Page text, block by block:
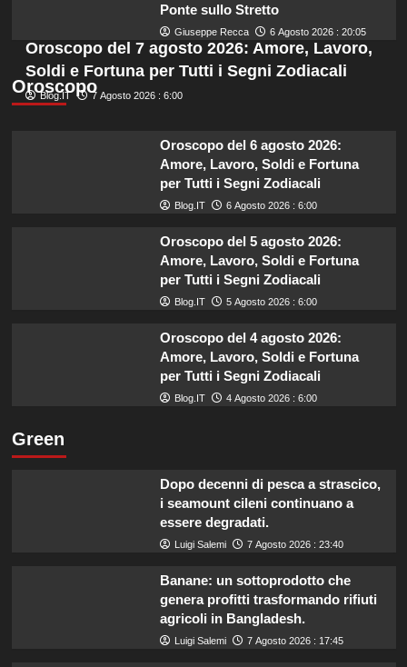
Ponte sullo Stretto
Giuseppe Recca 6 Agosto 2026 : 20:05
Oroscopo
Oroscopo del 7 agosto 2026: Amore, Lavoro,
Soldi e Fortuna per Tutti i Segni Zodiacali
Blog.IT 7 Agosto 2026 : 6:00
Oroscopo del 6 agosto 2026:
Amore, Lavoro, Soldi e Fortuna
per Tutti i Segni Zodiacali
Blog.IT 6 Agosto 2026 : 6:00
Oroscopo del 5 agosto 2026:
Amore, Lavoro, Soldi e Fortuna
per Tutti i Segni Zodiacali
Blog.IT 5 Agosto 2026 : 6:00
Oroscopo del 4 agosto 2026:
Amore, Lavoro, Soldi e Fortuna
per Tutti i Segni Zodiacali
Blog.IT 4 Agosto 2026 : 6:00
Green
Dopo decenni di pesca a strascico,
i seamount cileni continuano a
essere degradati.
Luigi Salemi 7 Agosto 2026 : 23:40
Banane: un sottoprodotto che
genera profitti trasformando rifiuti
agricoli in Bangladesh.
Luigi Salemi 7 Agosto 2026 : 17:45